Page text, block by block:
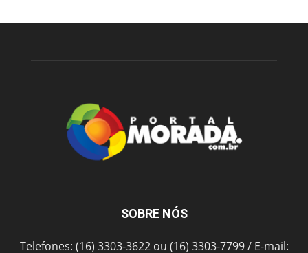
SOBRE NÓS
Telefones: (16) 3303-3622 ou (16) 3303-7799 / E-mail: